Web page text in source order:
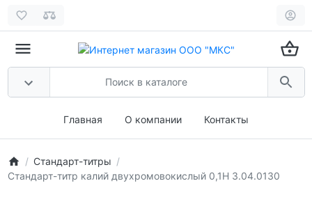
Главная О компании Контакты
Стандарт-титры
Стандарт-титр калий двухромовокислый 0,1Н 3.04.0130